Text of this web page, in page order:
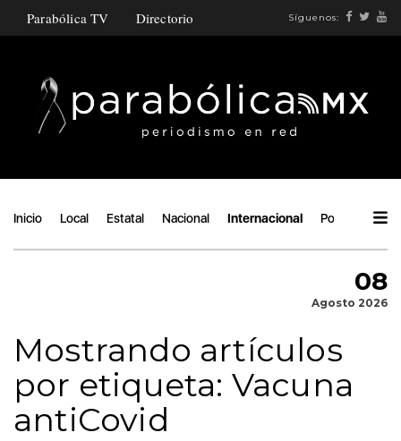
Parabólica TV Directorio Síguenos:
Inicio Local Estatal Nacional Internacional Política
08
Agosto 2026
Mostrando artículos
por etiqueta: Vacuna
antiCovid